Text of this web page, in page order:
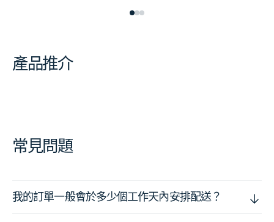
產品推介
常見問題
我的訂單一般會於多少個工作天內安排配送？